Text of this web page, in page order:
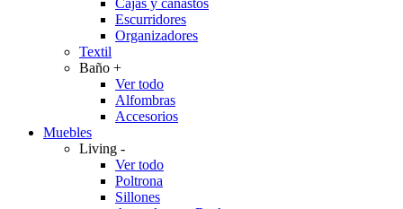
Cajas y canastos
Escurridores
Organizadores
Textil
Baño +
Ver todo
Alfombras
Accesorios
Muebles
Living -
Ver todo
Poltrona
Sillones